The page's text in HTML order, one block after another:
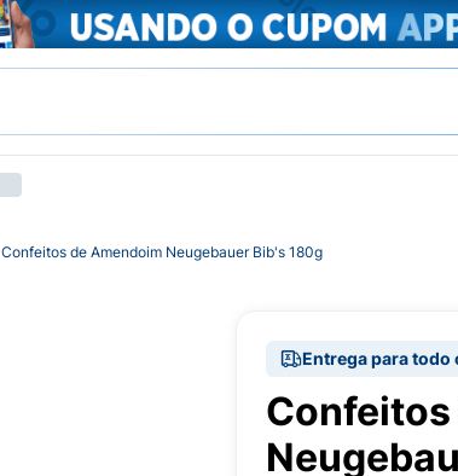
Confeitos de Amendoim Neugebauer Bib's 180g
Entrega para todo